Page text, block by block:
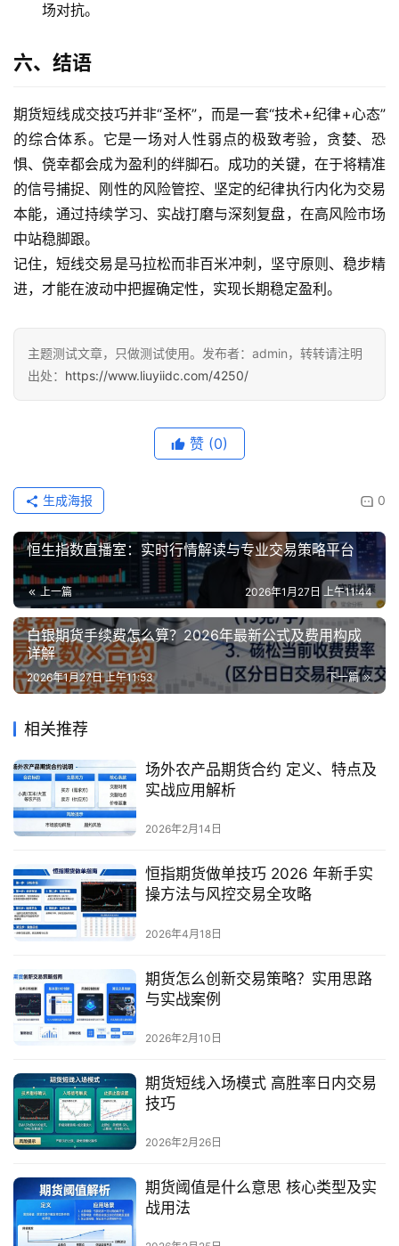
场对抗。
六、结语
期货短线成交技巧并非“圣杯”，而是一套“技术+纪律+心态”
的综合体系。它是一场对人性弱点的极致考验，贪婪、恐
惧、侥幸都会成为盈利的绊脚石。成功的关键，在于将精准
的信号捕捉、刚性的风险管控、坚定的纪律执行内化为交易
本能，通过持续学习、实战打磨与深刻复盘，在高风险市场
中站稳脚跟。
记住，短线交易是马拉松而非百米冲刺，坚守原则、稳步精
进，才能在波动中把握确定性，实现长期稳定盈利。
主题测试文章，只做测试使用。发布者：admin，转转请注明
出处： https://www.liuyiidc.com/4250/
赞 (0)
0
生成海报
恒生指数直播室：实时行情解读与专业交易策略平台
上一篇 2026年1月27日 上午11:44
白银期货手续费怎么算？2026年最新公式及费用构成
详解
下一篇
2026年1月27日 上午11:53
相关推荐
场外农产品期货合约 定义、特点及
实战应用解析
2026年2月14日
恒指期货做单技巧 2026 年新手实
操方法与风控交易全攻略
2026年4月18日
期货怎么创新交易策略？实用思路
与实战案例
2026年2月10日
期货短线入场模式 高胜率日内交易
技巧
2026年2月26日
期货阈值是什么意思 核心类型及实
战用法